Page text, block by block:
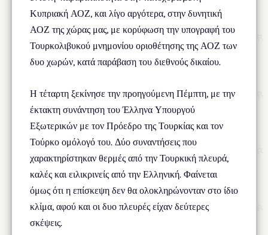
Κυπριακή ΑΟΖ, και λίγο αργότερα, στην δυνητική
ΑΟΖ της χώρας μας, με κορύφωση την υπογραφή του
Τουρκολιβυκού μνημονίου οριοθέτησης της ΑΟΖ των
δυο χωρών, κατά παράβαση του διεθνούς δικαίου.
Η τέταρτη ξεκίνησε την προηγούμενη Πέμπτη, με την
έκτακτη συνάντηση του Έλληνα Υπουργού
Εξωτερικών με τον Πρόεδρο της Τουρκίας και τον
Τούρκο ομόλογό του. Δύο συναντήσεις που
χαρακτηρίστηκαν θερμές από την Τουρκική πλευρά,
καλές και ειλικρινείς από την Ελληνική. Φαίνεται
όμως ότι η επίσκεψη δεν θα ολοκληρώνονταν στο ίδιο
κλίμα, αφού και οι δυο πλευρές είχαν δεύτερες
σκέψεις.